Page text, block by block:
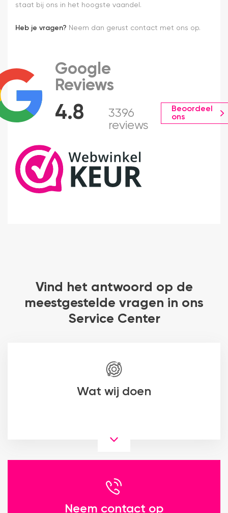
staat bij ons in het hoogste vaandel.
Heb je vragen? Neem dan gerust contact met ons op.
4.8
Google
Reviews
3396
reviews
Beoordeel
ons
Vind het antwoord op de
meestgestelde vragen in ons
Service Center
Wat wij doen
Neem contact op